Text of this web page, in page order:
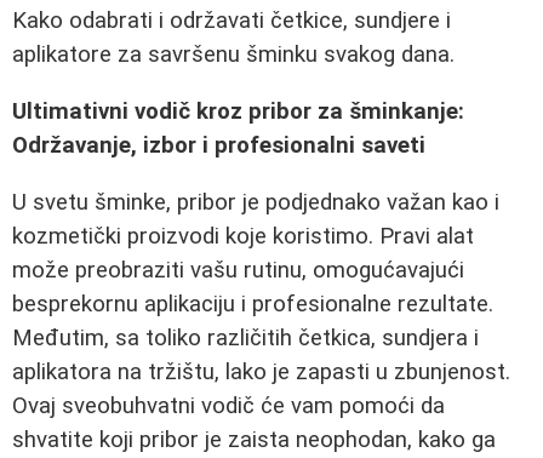
Kako odabrati i održavati četkice, sundjere i
aplikatore za savršenu šminku svakog dana.
Ultimativni vodič kroz pribor za šminkanje:
Održavanje, izbor i profesionalni saveti
U svetu šminke, pribor je podjednako važan kao i
kozmetički proizvodi koje koristimo. Pravi alat
može preobraziti vašu rutinu, omogućavajući
besprekornu aplikaciju i profesionalne rezultate.
Međutim, sa toliko različitih četkica, sundjera i
aplikatora na tržištu, lako je zapasti u zbunjenost.
Ovaj sveobuhvatni vodič će vam pomoći da
shvatite koji pribor je zaista neophodan, kako ga